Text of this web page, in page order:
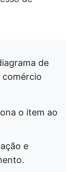
de
comércio
o item ao
e